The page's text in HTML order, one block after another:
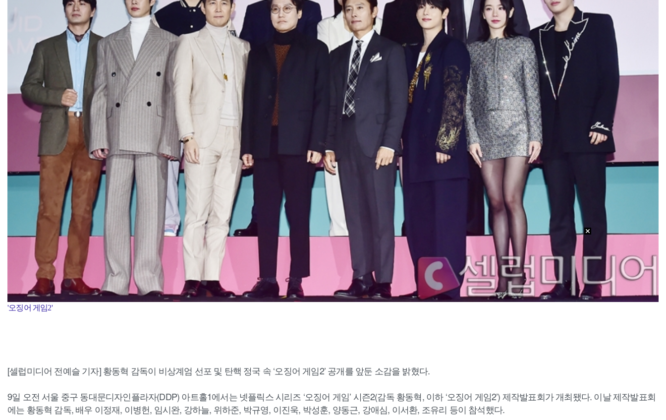
'오징어 게임2'
[셀럽미디어 전예슬 기자] 황동혁 감독이 비상계엄 선포 및 탄핵 정국 속 ‘오징어 게임2’ 공개를 앞둔 소감을 밝혔다.
9일 오전 서울 중구 동대문디자인플라자(DDP) 아트홀1에서는 넷플릭스 시리즈 ‘오징어 게임’ 시즌2(감독 황동혁, 이하 ‘오징어 게임2’) 제작발표회가 개최됐다. 이날 제작발표회
에는 황동혁 감독, 배우 이정재, 이병헌, 임시완, 강하늘, 위하준, 박규영, 이진욱, 박성훈, 양동근, 강애심, 이서환, 조유리 등이 참석했다.